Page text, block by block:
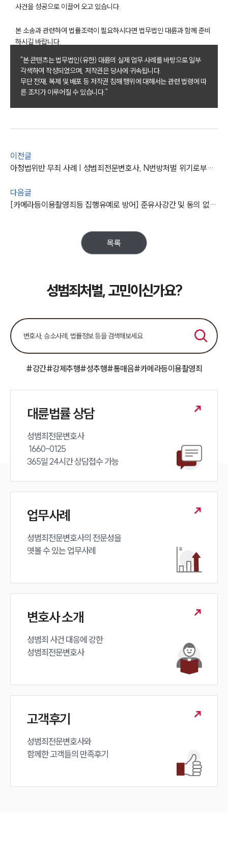
AI대륜
업무사례
주요 업무사례
사례분석/최신동향
법률정보
법률지식인
고객후기
전체
소식/자료
공지사항
법률 블로그
대륜법률상담예약
사건을 성공으로 이끌어 오고 있습니다.
본 소송과 관련하여 법률조력이 필요하시다면 법무법인 대륜과 함께 준비
하시길 바랍니다.
"본 콘텐츠는 법무법인(유한) 대륜의 실제 업무 사례를 바탕으로 일부
각색하여 작성되었으며, 저작권은 당사에 귀속됩니다.
무단 전재, 복제 및 배포 등 저작권 침해 행위에 대해서는 관련 법령에 따
른 조치가 이루어질 수 있습니다."
이전글
아청법위반 무죄 사례 | 성범죄전문변호사, N번방처벌 위기로부터 구제
다음글
[카메라등이용촬영죄등 집행유예로 방어] 준유사강간 및 동의 없는 촬영 선처받음
목록
성범죄처벌, 고민이신가요?
#강간#강제추행#성추행#통매음#카메라등이용촬영죄
대륜법률 상담
성범죄전문변호사
365일 24시간 상담접수 가능
업무사례
성범죄전문변호사의 전문성을
엿볼 수 있는 업무사례
변호사 소개
성범죄 사건 대응에 강한
성범죄전문변호사
고객후기
성범죄전문변호사와
함께한 고객들의 만족후기